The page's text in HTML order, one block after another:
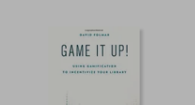
40%
dcto.